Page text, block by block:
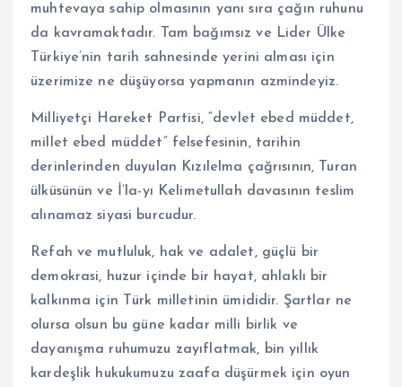
muhtevaya sahip olmasının yanı sıra çağın ruhunu
da kavramaktadır. Tam bağımsız ve Lider Ülke
Türkiye’nin tarih sahnesinde yerini alması için
üzerimize ne düşüyorsa yapmanın azmindeyiz.
Milliyetçi Hareket Partisi, “devlet ebed müddet,
millet ebed müddet” felsefesinin, tarihin
derinlerinden duyulan Kızılelma çağrısının, Turan
ülküsünün ve İ’la-yı Kelimetullah davasının teslim
alınamaz siyasi burcudur.
Refah ve mutluluk, hak ve adalet, güçlü bir
demokrasi, huzur içinde bir hayat, ahlaklı bir
kalkınma için Türk milletinin ümididir. Şartlar ne
olursa olsun bu güne kadar milli birlik ve
dayanışma ruhumuzu zayıflatmak, bin yıllık
kardeşlik hukukumuzu zaafa düşürmek için oyun